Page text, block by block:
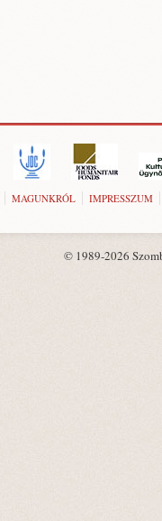
MAGUNKRÓL IMPRESSZUM
© 1989-2026